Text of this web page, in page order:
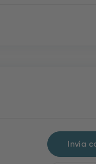
Invia